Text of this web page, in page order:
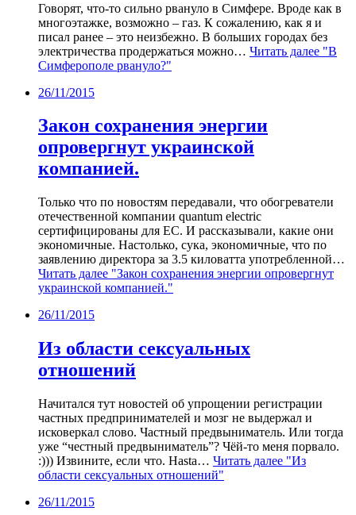
Говорят, что-то сильно рвануло в Симфере. Вроде как в
многоэтажке, возможно – газ. К сожалению, как я и
писал ранее – это неизбежно. В больших городах без
электричества продержаться можно… Читать далее "В
Симферополе рвануло?"
26/11/2015
Закон сохранения энергии
опровергнут украинской
компанией.
Только что по новостям передавали, что обогреватели
отечественной компании quantum electric
сертифицированы для ЕС. И рассказывали, какие они
экономичные. Настолько, сука, экономичные, что по
заявлению директора за 3.5 киловатта употребленной…
Читать далее "Закон сохранения энергии опровергнут
украинской компанией."
26/11/2015
Из области сексуальных
отношений
Начитался тут новостей об упрощении регистрации
частных предпринимателей и мозг не выдержал и
исковеркал слово. Частный предвыниматель. Или тогда
уже “честный предвыниматель”? Чёй-то меня порвало.
:))) Извините, если что. Hasta… Читать далее "Из
области сексуальных отношений"
26/11/2015